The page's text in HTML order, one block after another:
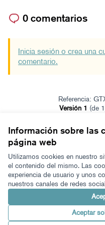
Información sobre las
página web
Utilizamos cookies en nuestro
el contenido del mismo. Las
experiencia de usuario y unos
nuestros canales de redes
Aceptar
0 comentarios
Inicia sesión o crea una
comentario.
Referencia:
Versión 1 (de
Términos y condiciones de uso
Configuración de cookies
Zeugaz en X
(Enlace externo)
Zeugaz en Facebook
(Enlace externo)
Zeugaz en Instagram
(Enlace externo)
Zeugaz en
(Enlace externo)
Zeugaz
(Enlace
Castellano
Aukeratu hizkuntzaElegir el idioma